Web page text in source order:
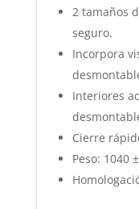
2 tamaños
seguro.
Incorpora
Interiores
Cierre
Peso: 1040